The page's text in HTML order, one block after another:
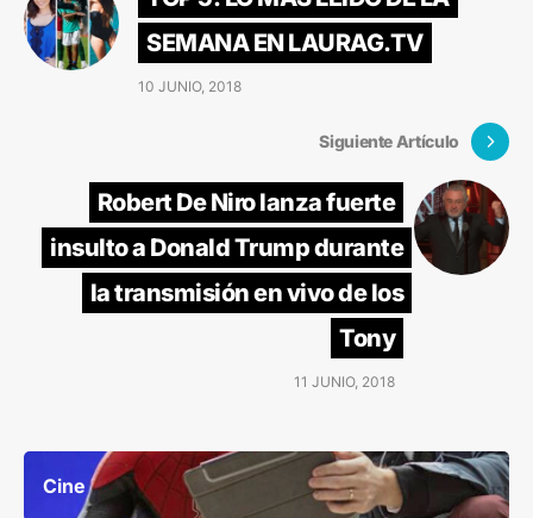
SEMANA EN LAURAG.TV
10 JUNIO, 2018
Siguiente Artículo
Robert De Niro lanza fuerte
insulto a Donald Trump durante
la transmisión en vivo de los
Tony
11 JUNIO, 2018
Cine